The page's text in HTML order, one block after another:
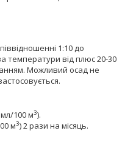
1:10 до
температури від плюс 20-30
Можливий осад не
100 м3).
м3) 2 рази на місяць.